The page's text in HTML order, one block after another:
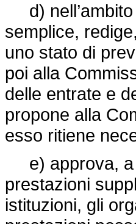
d) nell’ambito
semplice,
uno stato di
poi alla
delle entrate e
propone alla
esso ritiene
e) approva, a
prestazioni
istituzioni, gli